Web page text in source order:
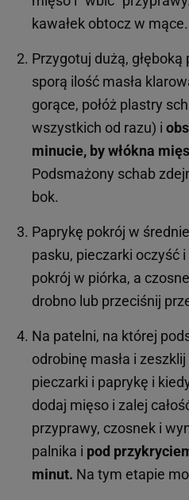
kawałek obtocz w mące.
Przygotuj dużą,
sporą ilość masła
gorące, połóż plastry
wszystkich od razu) i
minucie, by włókna
Podsmażony schab
bok.
Paprykę pokrój w
pasku, pieczarki oczyść
pokrój w piórka, a
drobno lub przeciśnij
Na patelni, na której
odrobinę masła i
pieczarki i paprykę i
dodaj mięso i zalej
przyprawy, czosnek i
palnika i pod
minut. Na tym etapie